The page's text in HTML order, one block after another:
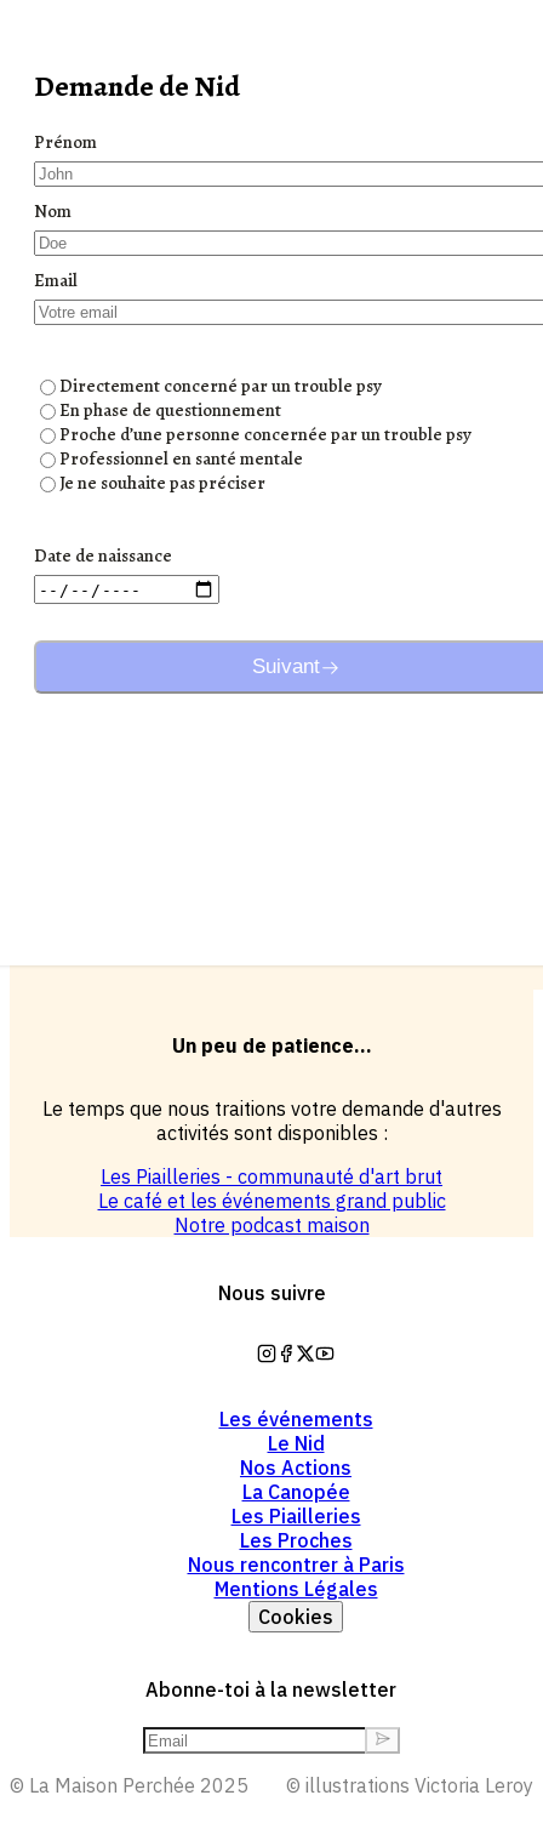
Demande de Nid
Prénom
Nom
Email
Directement concerné par un trouble psy
En phase de questionnement
Proche d’une personne concernée par un trouble psy
Professionnel en santé mentale
Je ne souhaite pas préciser
Date de naissance
Suivant
Un peu de patience...
Le temps que nous traitions votre demande d'autres
activités sont disponibles :
Les Piailleries - communauté d'art brut
Le café et les événements grand public
Notre podcast maison
Les événements
Le Nid
Nos Actions
La Canopée
Les Piailleries
Les Proches
Nous rencontrer à Paris
Mentions Légales
Cookies
Nous suivre
https://www.instagram.com/
https://www.facebook.com/
https://twitter.com/
https://
Abonne-toi à la newsletter
© La Maison Perchée 2025 © illustrations Victoria Leroy